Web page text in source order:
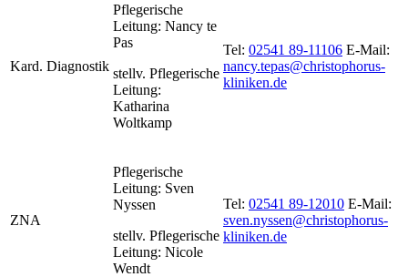
Kard. Diagnostik
Pflegerische
Leitung: Nancy te
Pas
stellv. Pflegerische
Leitung:
Katharina
Woltkamp
Tel: 02541 89-11106 E-Mail:
nancy.tepas@christophorus-
kliniken.de
ZNA
Pflegerische
Leitung: Sven
Nyssen
stellv. Pflegerische
Leitung: Nicole
Wendt
Tel: 02541 89-12010 E-Mail:
sven.nyssen@christophorus-
kliniken.de